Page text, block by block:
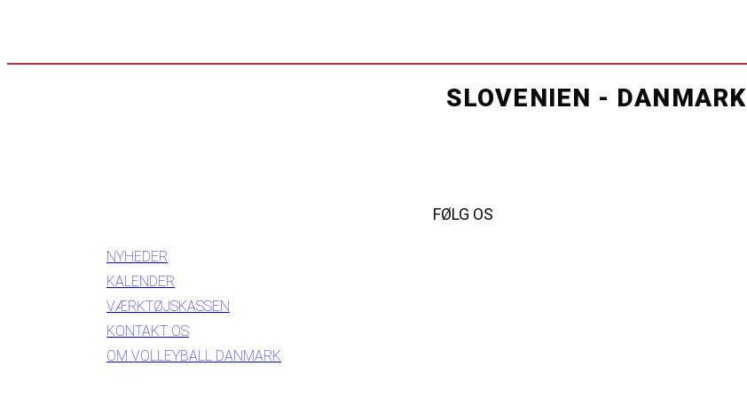
SLOVENIEN - DANMARK
NYHEDER
KALENDER
VÆRKTØJSKASSEN
KONTAKT OS
OM VOLLEYBALL DANMARK
FØLG OS